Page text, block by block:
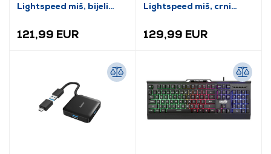
Lightspeed miš, bijeli
121,99 EUR
Lightspeed miš, crni
129,99 EUR